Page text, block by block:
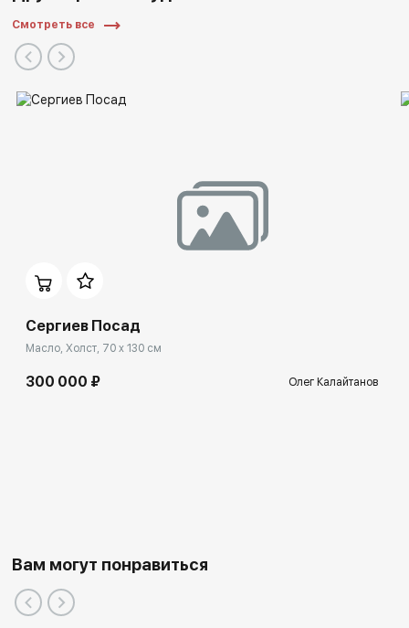
Смотреть все
Сергиев Посад
Масло, Холст, 70 x 130 см
300 000 ₽ Олег Калайтанов
Вам могут понравиться